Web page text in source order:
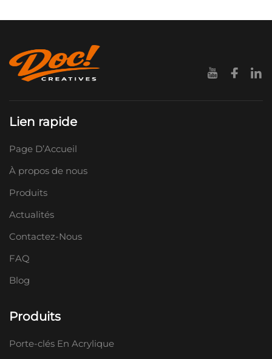
Lien rapide
Page D’Accueil
À propos de nous
Produits
Actualités
Contactez-Nous
FAQ
Blog
Produits
Porte-clés En Acrylique